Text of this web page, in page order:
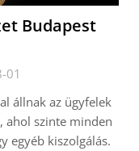
Budapest
01
állnak az ügyfelek
ahol szinte minden
egyéb kiszolgálás.